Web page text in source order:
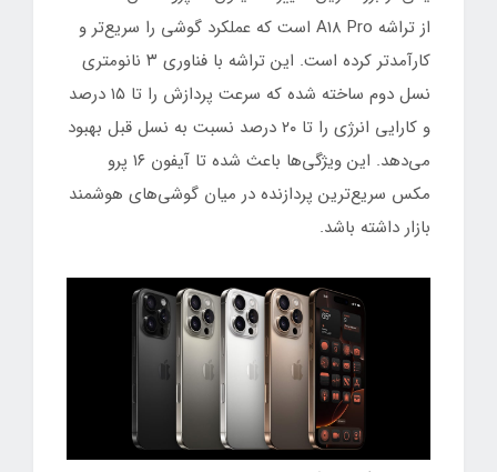
از تراشه A18 Pro است که عملکرد گوشی را سریع‌تر و
کارآمدتر کرده است. این تراشه با فناوری ۳ نانومتری
نسل دوم ساخته شده که سرعت پردازش را تا ۱۵ درصد
و کارایی انرژی را تا ۲۰ درصد نسبت به نسل قبل بهبود
می‌دهد. این ویژگی‌ها باعث شده تا آیفون ۱۶ پرو
مکس سریع‌ترین پردازنده در میان گوشی‌های هوشمند
بازار داشته باشد.